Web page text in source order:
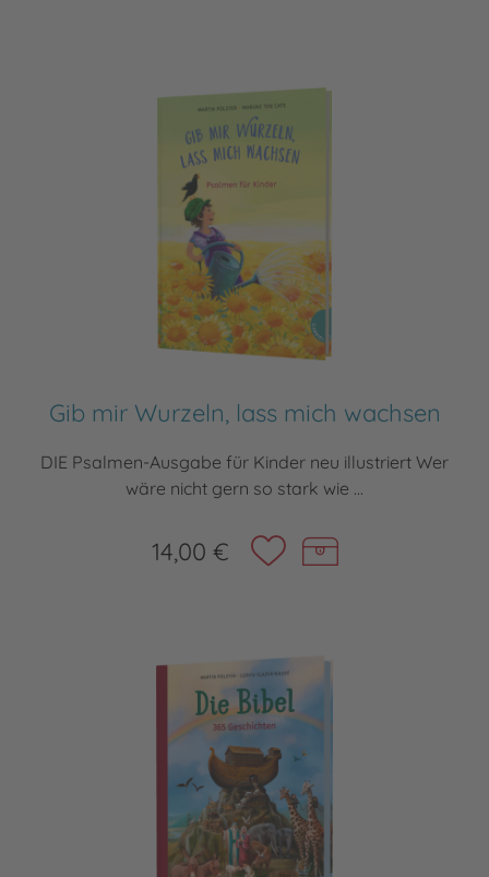
Gib mir Wurzeln, lass mich wachsen
DIE Psalmen-Ausgabe für Kinder neu illustriert Wer
wäre nicht gern so stark wie ...
14,00 €